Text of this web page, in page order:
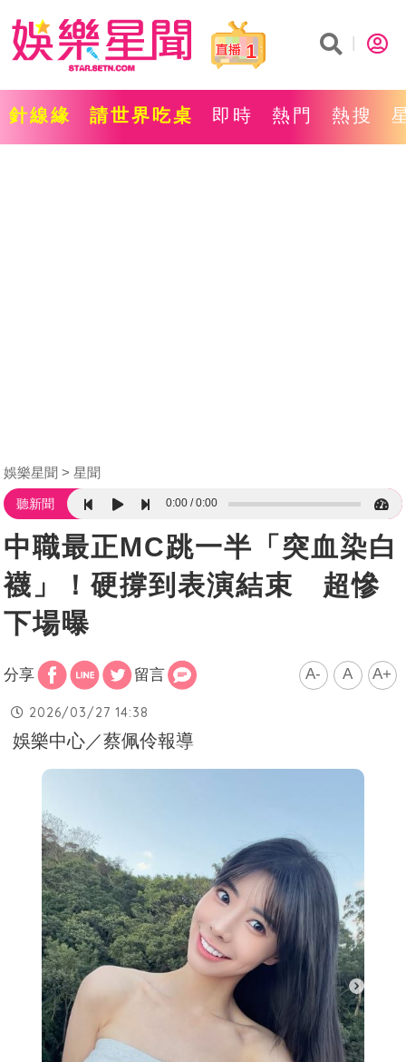
1
針線緣 請世界吃桌 即時 熱門 熱搜
娛樂星聞 星聞
聽新聞 0:00 0:00
中職最正MC跳一半「突血染白
襪」！硬撐到表演結束 超慘
下場曝
分享 留言 A- A A+
2026/03/27 14:38
娛樂中心／蔡佩伶報導